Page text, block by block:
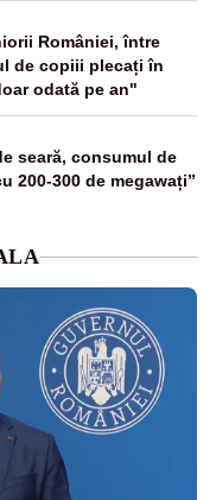
României, între
de copiii plecați în
odată pe an"
seară, consumul de
200-300 de megawați”